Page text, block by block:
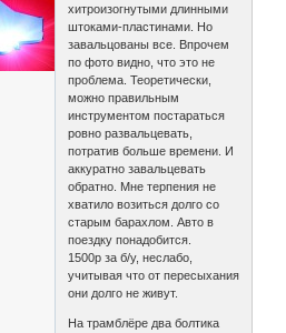
хитроизогнутыми длинными
штоками-пластинами. Но
завальцованы все. Впрочем
по фото видно, что это не
проблема. Теоретически,
можно правильным
инструментом постараться
ровно развальцевать,
потратив больше времени. И
аккуратно завальцевать
обратно. Мне терпения не
хватило возиться долго со
старым барахлом. Авто в
поездку понадобится.
1500р за б/у, неслабо,
учитывая что от пересыхания
они долго не живут.
На трамблёре два болтика